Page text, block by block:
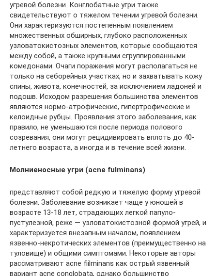
угревой болезни. Конглобатные угри также
свидетельствуют о тяжелом течении угревой болезни.
Они характеризуются постепенным появлением
множественных обширных, глубоко расположенных
узловатокистозных элементов, которые сообщаются
между собой, а также крупными сгруппированными
комедонами. Очаги поражения могут располагаться не
только на себорейных участках, но и захватывать кожу
спины, живота, конечностей, за исключением ладоней и
подошв. Исходом разрешения большинства элементов
являются нормо-атрофические, гипертрофические и
келоидные рубцы. Проявления этого заболевания, как
правило, не уменьшаются после периода полового
созревания, они могут рецидивировать вплоть до 40-
летнего возраста, а иногда и в течение всей жизни.
Молниеносные угри (acne fulminans)
представляют собой редкую и тяжелую форму угревой
болезни. Заболевание возникает чаще у юношей в
возрасте 13-18 лет, страдающих легкой папуло-
пустулезной, реже — узловатокистозной формой угрей, и
характеризуется внезапным началом, появлением
язвенно-некротических элементов (преимущественно на
туловище) и общими симптомами. Некоторые авторы
рассматривают acne fiilminans как острый язвенный
вариант acne conglobata, однако большинство